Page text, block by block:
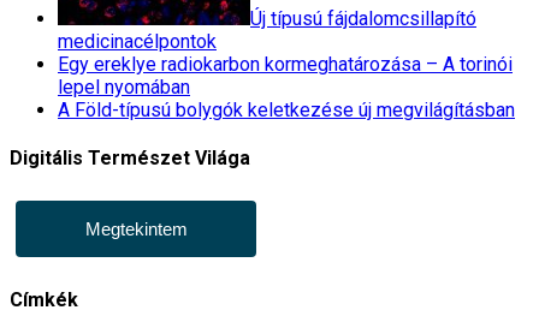
Új típusú fájdalomcsillapító
medicinacélpontok
Egy ereklye radiokarbon kormeghatározása – A torinói
lepel nyomában
A Föld-típusú bolygók keletkezése új megvilágításban
Digitális Természet Világa
Megtekintem
Címkék